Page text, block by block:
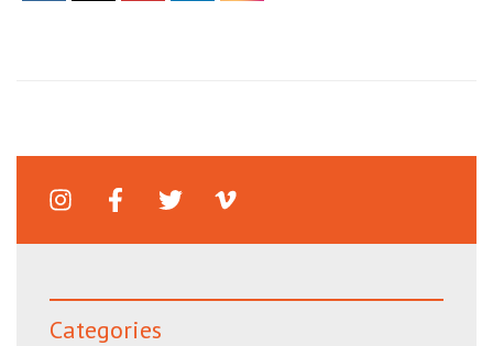
Categories